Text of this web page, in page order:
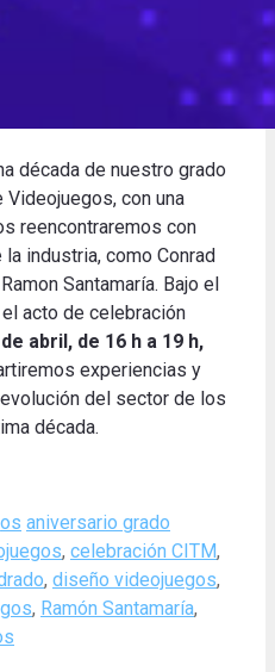
década de nuestro grado
con una
reencontraremos con
industria, como Conrad
Santamaría. Bajo el
el acto de celebración
abril, de 16 h a 19 h,
experiencias y
del sector de los
década.
Tags
aniversario grado
, celebración CITM,
, diseño videojuegos,
, Ramón Santamaría,